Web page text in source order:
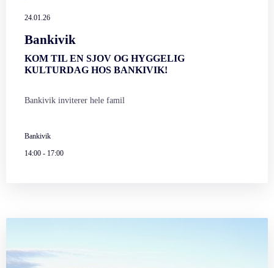
24.01.26
Bankivik
KOM TIL EN SJOV OG HYGGELIG
KULTURDAG HOS BANKIVIK!
Bankivik inviterer hele famil
Bankivik
14:00 - 17:00